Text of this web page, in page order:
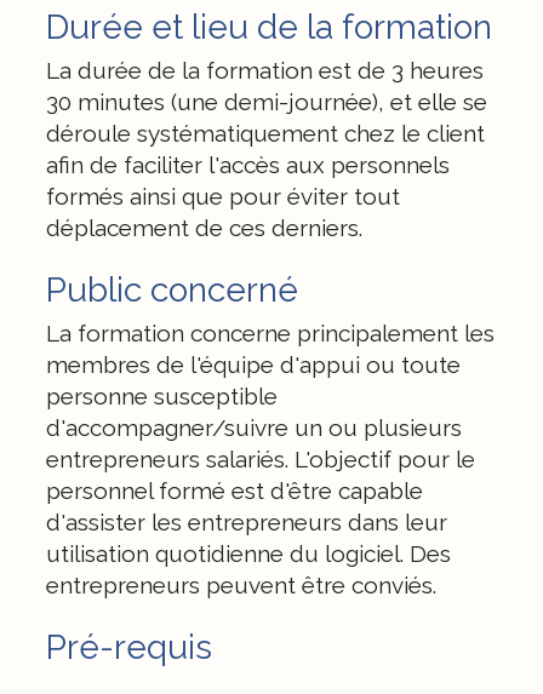
Durée et lieu de la formation
La durée de la formation est de 3 heures
30 minutes (une demi-journée), et elle se
déroule systématiquement chez le client
afin de faciliter l'accès aux personnels
formés ainsi que pour éviter tout
déplacement de ces derniers.
Public concerné
La formation concerne principalement les
membres de l'équipe d'appui ou toute
personne susceptible
d'accompagner/suivre un ou plusieurs
entrepreneurs salariés. L'objectif pour le
personnel formé est d'être capable
d'assister les entrepreneurs dans leur
utilisation quotidienne du logiciel. Des
entrepreneurs peuvent être conviés.
Pré-requis